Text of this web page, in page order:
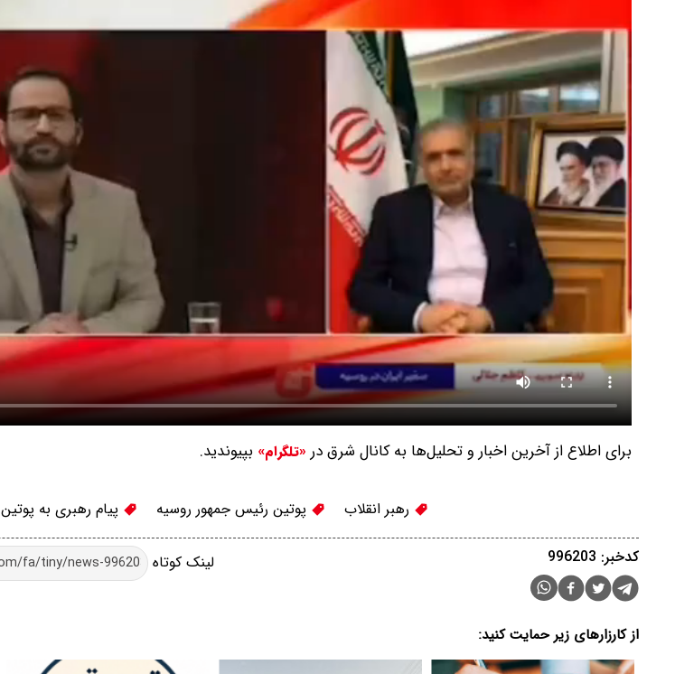
برای اطلاع از آخرین اخبار و تحلیل‌ها به کانال شرق در «تلگرام» بپیوندید.
رهبر انقلاب پوتین رئیس جمهور روسیه پیام رهبری به پوتین
لینک کوتاه کدخبر: 996203
از کارزارهای زیر حمایت کنید: